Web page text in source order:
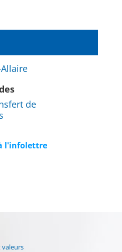
(current)
de
l'infolettre
valeurs